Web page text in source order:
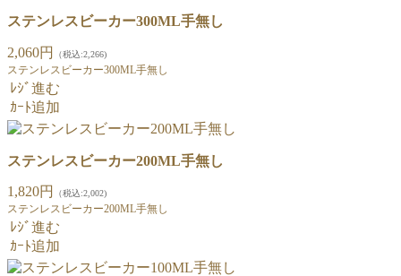
ステンレスビーカー300ML手無し
2,060円 （税込:2,266)
ステンレスビーカー300ML手無し
ﾚｼﾞ進む
ｶｰﾄ追加
ステンレスビーカー200ML手無し
1,820円 （税込:2,002)
ステンレスビーカー200ML手無し
ﾚｼﾞ進む
ｶｰﾄ追加